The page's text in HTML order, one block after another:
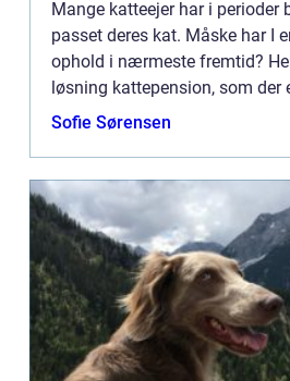
Mange katteejer har i perioder
passet deres kat. Måske har I
ophold i nærmeste fremtid?
løsning kattepension, som der
mange af landet over. Det er en
Sofie Sørensen